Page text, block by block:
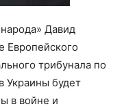
Давид
Европейского
трибунала по
Украины будет
в войне и